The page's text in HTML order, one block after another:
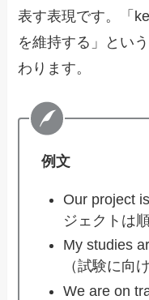
表す表現です。「
を維持する」とい
わります。
例文
Our project
ジェクトは
My studies
（試験に向
We are on